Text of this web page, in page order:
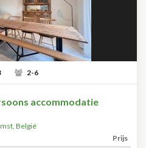
2-6
accommodatie
, België
Prijs